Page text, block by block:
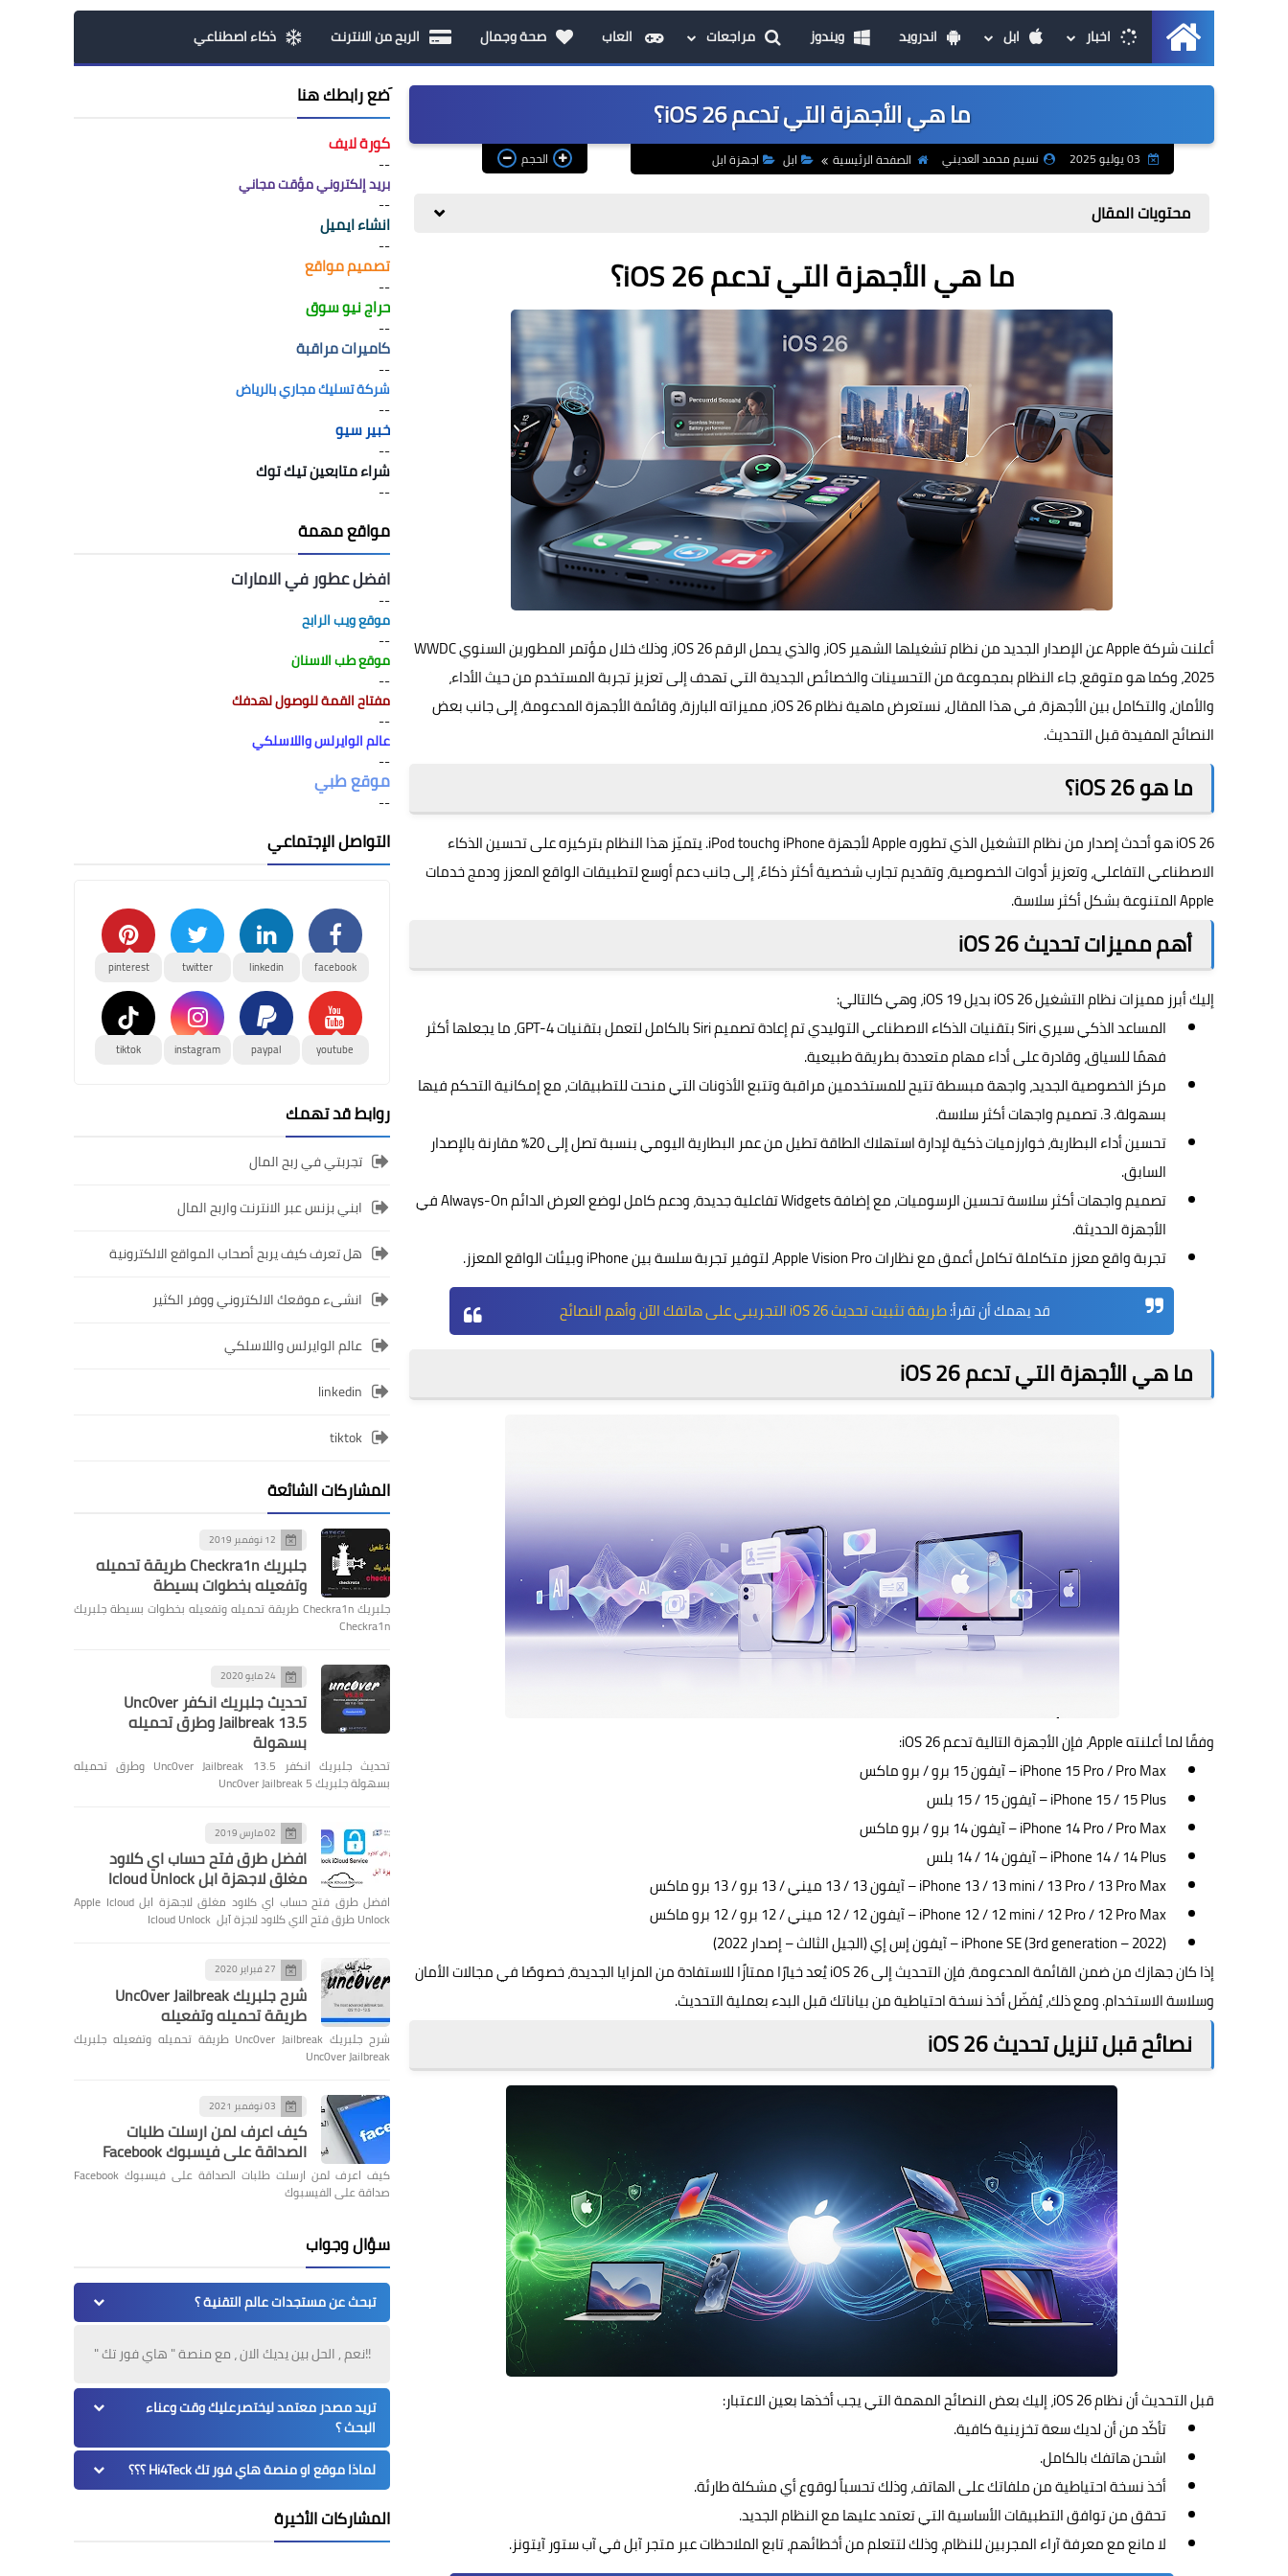
الرئيسيةاخبار ابل اندرويد ويندوز مراجعات العاب صحة وجمال الربح من الانترنت ذكاء اصطناعي
ما هي الأجهزة التي تدعم iOS 26؟
نسيم محمد العديني الصفحة الرئيسية ابل اجهزة ابل الحجم
محتويات المقال
ما هي الأجهزة التي تدعم iOS 26؟
أعلنت شركة Apple عن الإصدار الجديد من نظام تشغيلها الشهير iOS، والذي يحمل الرقم iOS 26، وذلك خلال مؤتمر المطورين السنوي WWDC
2025، وكما هو متوقع، جاء النظام بمجموعة من التحسينات والخصائص الجديدة التي تهدف إلى تعزيز تجربة المستخدم من حيث الأداء،
والأمان، والتكامل بين الأجهزة، في هذا المقال، نستعرض ماهية نظام iOS 26، مميزاته البارزة، وقائمة الأجهزة المدعومة، إلى جانب بعض
النصائح المفيدة قبل التحديث.
ما هو iOS 26؟
iOS 26 هو أحدث إصدار من نظام التشغيل الذي تطوره Apple لأجهزة iPhone وiPod touch. يتميّز هذا النظام بتركيزه على تحسين الذكاء
الاصطناعي التفاعلي، وتعزيز أدوات الخصوصية، وتقديم تجارب شخصية أكثر ذكاءً، إلى جانب دعم أوسع لتطبيقات الواقع المعزز ودمج خدمات
Apple المتنوعة بشكل أكثر سلاسة.
أهم مميزات تحديث iOS 26
إليك أبرز مميزاتنظام التشغيل
المساعد الذكي سيري Siri بتقنيات الذكاء الاصطناعي التوليدي تم إعادة تصميم Siri بالكامل لتعمل بتقنيات GPT-4، ما يجعلها أكثر
فهمًا للسياق، وقادرة على أداء مهام متعددة بطريقة طبيعية.
مركز الخصوصية الجديد، واجهة مبسطة تتيح للمستخدمين مراقبة وتتبع الأذونات التي منحت للتطبيقات، مع إمكانية التحكم فيها
بسهولة. 3. تصميم واجهات أكثر سلاسة.
تحسين أداء البطارية، خوارزميات ذكية لإدارة استهلاك الطاقة تطيل من عمر البطارية اليومي بنسبة تصل إلى 20٪ مقارنة بالإصدار
السابق.
تصميم واجهات أكثر سلاسة تحسين الرسوميات، مع إضافة Widgets تفاعلية جديدة، ودعم كامل لوضع العرض الدائم Always-On في
الأجهزة الحديثة.
تجربة واقع معزز متكاملة تكامل أعمق مع نظارات Apple Vision Pro، لتوفير تجربة سلسة بين iPhone وبيئات الواقع المعزز.
قد يهمك أن تقرأ:طريقة تثبيت تحديث iOS 26 التجريبي على هاتفك الآن وأهم النصائح
ما هي الأجهزة التي تدعم iOS 26
وفقًا لما أعلنته Apple، فإن الأجهزة التالية تدعم iOS 26:
iPhone 15 Pro / Pro Max – آيفون 15 برو / برو ماكس
iPhone 15 / 15 Plus – آيفون 15 / 15 بلس
iPhone 14 Pro / Pro Max – آيفون 14 برو / برو ماكس
iPhone 14 / 14 Plus – آيفون 14 / 14 بلس
iPhone 13 / 13 mini / 13 Pro / 13 Pro Max – آيفون 13 / 13 ميني / 13 برو / 13 برو ماكس
iPhone 12 / 12 mini / 12 Pro / 12 Pro Max – آيفون 12 / 12 ميني / 12 برو / 12 برو ماكس
iPhone SE (3rd generation – 2022) – آيفون إس إي (الجيل الثالث – إصدار 2022)
إذا كان جهازك من ضمن القائمة المدعومة، فإن التحديث إلى iOS 26 يُعد خيارًا ممتازًا للاستفادة من المزايا الجديدة، خصوصًا في مجالات الأمان
وسلاسة الاستخدام. ومع ذلك، يُفضّل أخذ نسخة احتياطية من بياناتك قبل البدء بعملية التحديث.
نصائح قبل تنزيل تحديث iOS 26
قبل التحديث أن نظام iOS 26، إليك بعض النصائح المهمة التي يجب أخذها بعين الاعتبار:
تأكّد من أن لديك سعة تخزينية كافية.
اشحن هاتفك بالكامل.
أخذ نسخة احتياطية من ملفاتك على الهاتف، وذلك تحسباً لوقوع أي مشكلة طارئة.
تحقق من توافق التطبيقات الأساسية التي تعتمد عليها مع النظام الجديد.
لا مانع مع معرفة آراء المجربين للنظام، وذلك لتتعلم من أخطائهم، تابع الملاحظات عبر متجر آبل في آب ستور آيتونز.
َضع رابطك هنا
كورة لايف
--
بريد إلكتروني مؤقت مجاني
--
انشاء ايميل
--
تصميم مواقع
--
حراج نيو سوق
--
كاميرات مراقبة
--
شركة تسليك مجاري بالرياض
--
خبير سيو
--
شراء متابعين تيك توك
--
مواقع مهمة
افضل عطور في الامارات
--
موقع ويب الرابح
--
موقع طب الاسنان
--
مفتاح القمة للوصول لهدفك
--
عالم الوايرلس واللاسلكي
--
موقع طبي
--
التواصل الإجتماعي
facebook
linkedin
twitter
pinterest
youtube
paypal
instagram
tiktok
روابط قد تهمك
تجربتي في ربح المال
ابني بزنس عبر الانترنت واربح المال
هل تعرف كيف يربح أصحاب المواقع الالكترونية
انشىء موقعك الالكتروني ووفر الكثير
عالم الوايرلس واللاسلكي
linkedin
tiktok
المشاركات الشائعة
12 نوفمبر 2019
جلبريك Checkra1n طريقة تحميله
وتفعيله بخطوات بسيطة
جلبريك Checkra1n طريقة تحميله وتفعيله بخطوات بسيطة جلبريك
Checkra1n
24 مايو 2020
تحديث جلبريك انكفر Unc0ver
Jailbreak 13.5 وطرق تحميله
بسهولة
تحديث جلبريك انكفر Unc0ver Jailbreak 13.5 وطرق تحميله
بسهولة جلبريك Unc0ver Jailbreak 5
02 مارس 2019
افضل طرق فتح حساب اي كلاود
مغلق لاجهزة ابل Icloud Unlock
افضل طرق فتح حساب اي كلاود مغلق لاجهزة ابل Apple Icloud
Unlock طرق فتح الاي كلاود لاجزة آبل Icloud Unlock
27 فبراير 2020
شرح جلبريك Unc0ver Jailbreak
طريقة تحميله وتفعيله
شرح جلبريك Unc0ver Jailbreak طريقة تحميله وتفعيله جلبريك
Unc0ver Jailbreak
03 نوفمبر 2021
كيف اعرف لمن ارسلت طلبات
الصداقة على فيسبوك Facebook
كيف اعرف لمن ارسلت طلبات الصداقة على فيسبوك Facebook
صداقة على الفيسبوك
سؤال وجواب
تبحث عن مستجدات عالم التقنية ؟
!!نعم , الحل بين يديك الان ، مع منصة " هاي فور تك "
تريد مصدر معتمد ليختصرعليك وقت وعناء
البحث ؟
لماذا موقع او منصة هاي فور تك Hi4Teck ؟؟؟
المشاركات الأخيرة